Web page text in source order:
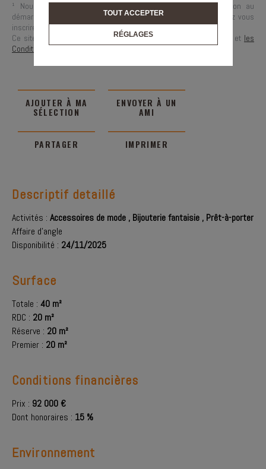
¹ Nous vous informons de l’existence de la liste d’opposition au
démarchage téléphonique « BLOCTEL » sur laquelle vous pouvez vous
inscrire (
conso.bloctel.fr).
Ce site est protégé par reCAPTCHA, les règles de
et les
Conditions d'Utilisationde Google s'appliquent.
AJOUTER À MA
SÉLECTION
ENVOYER À UN
AMI
PARTAGER IMPRIMER
Descriptif detaillé
Activités : Accessoires de mode , Bijouterie fantaisie , Prêt-à-porter
Affaire d'angle
Disponibilité : 24/11/2025
Surface
Totale : 40 m²
RDC : 20 m²
Réserve : 20 m²
Premier : 20 m²
Conditions financières
Prix : 92 000 €
Dont honoraires : 15 %
Environnement
TOUT ACCEPTER
RÉGLAGES